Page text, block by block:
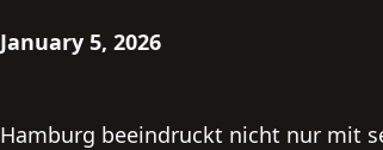
January 5, 2026
Hamburg beeindruckt nicht nur mit